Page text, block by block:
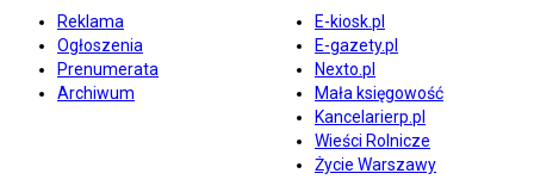
Reklama
Ogłoszenia
Prenumerata
Archiwum
E-kiosk.pl
E-gazety.pl
Nexto.pl
Mała księgowość
Kancelarierp.pl
Wieści Rolnicze
Życie Warszawy